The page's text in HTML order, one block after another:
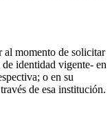
al momento de solicitar
identidad vigente- en
o en su
de esa institución.